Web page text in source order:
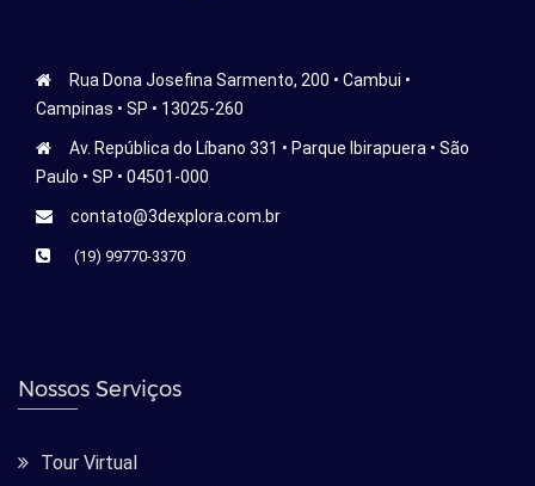
Rua Dona Josefina Sarmento, 200 • Cambui •
Campinas • SP • 13025-260
Av. República do Líbano 331 • Parque Ibirapuera • São
Paulo • SP • 04501-000
contato@3dexplora.com.br
(19) 99770-3370
Nossos Serviços
Tour Virtual